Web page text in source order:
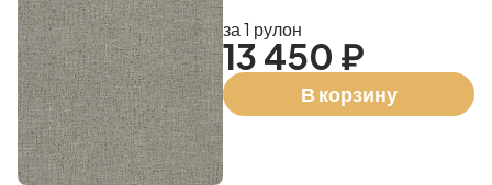
за 1 рулон
13 450 ₽
В корзину